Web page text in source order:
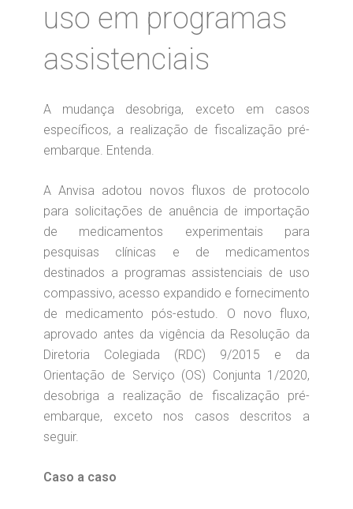
uso em programas
assistenciais
A mudança desobriga, exceto em casos
específicos, a realização de fiscalização pré-
embarque. Entenda.
A Anvisa adotou novos fluxos de protocolo
para solicitações de anuência de importação
de medicamentos experimentais para
pesquisas clínicas e de medicamentos
destinados a programas assistenciais de uso
compassivo, acesso expandido e fornecimento
de medicamento pós-estudo. O novo fluxo,
aprovado antes da vigência da Resolução da
Diretoria Colegiada (RDC) 9/2015 e da
Orientação de Serviço (OS) Conjunta 1/2020,
desobriga a realização de fiscalização pré-
embarque, exceto nos casos descritos a
seguir.
Caso a caso